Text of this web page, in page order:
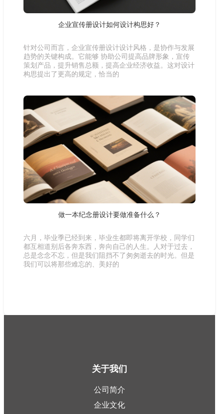
企业宣传册设计如何设计构思好？
针对公司而言，企业宣传册设计设计风格，是协作与发展
趋势的关键构成。它能够 协助公司提高品牌形象，宣传
策划产品，提升销售总额，提高企业经济收益。这对设计
构思提出了更高的规定，恰当的
做一本纪念册设计要做准备什么？
六月，毕业季已经到来，毕业生都即将离开学校，同学们
都互相道别后各奔东西，奔向自己的人生。人对于过去，
总是念念不忘，但是我们阻挡不了匆匆逝去的时光。但是
我们可以将那些难忘的、美好的
关于我们
公司简介
企业文化